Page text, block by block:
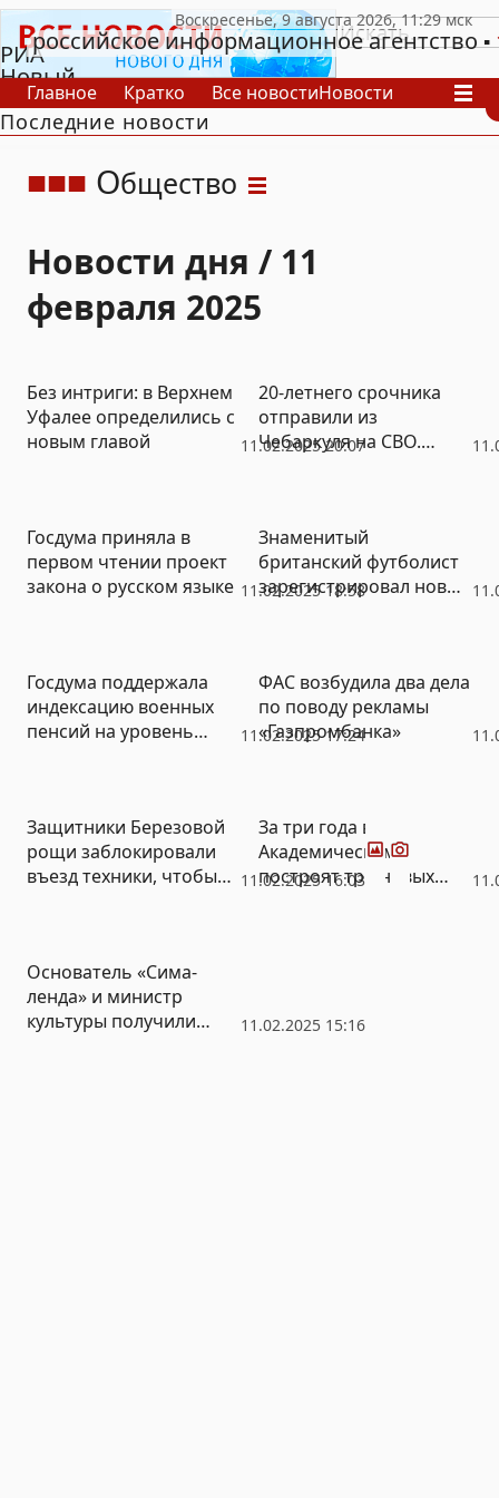
РИА
Новый
День
российское информационное агентство
Главное Кратко Все новостиНовости
В России
В мире
Последние новости
Общество
Новости дня / 11
февраля 2025
11.02.2025 20:07
Без интриги: в Верхнем
Уфалее определились с
новым главой
20-летнего срочника
отправили из
Чебаркуля на СВО.
11.02.2025 18:58
Госдума приняла в
первом чтении проект
закона о русском языке
Знаменитый
британский футболист
зарегистрировал новый
11.02.2025 17:24
Госдума поддержала
индексацию военных
пенсий на уровень
ФАС возбудила два дела
по поводу рекламы
«Газпромбанка»
11.02.2025 16:03
Защитники Березовой
рощи заблокировали
въезд техники, чтобы
За три года в
Академическом
построят три новых
11.02.2025 15:16
Основатель «Сима-
ленда» и министр
культуры получили